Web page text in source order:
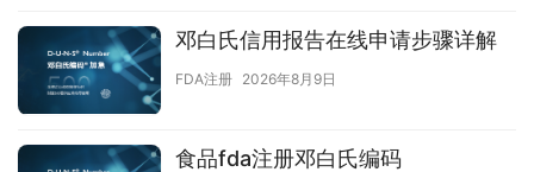
邓白氏信用报告在线申请步骤详解
FDA注册 2026年8月9日
食品fda注册邓白氏编码